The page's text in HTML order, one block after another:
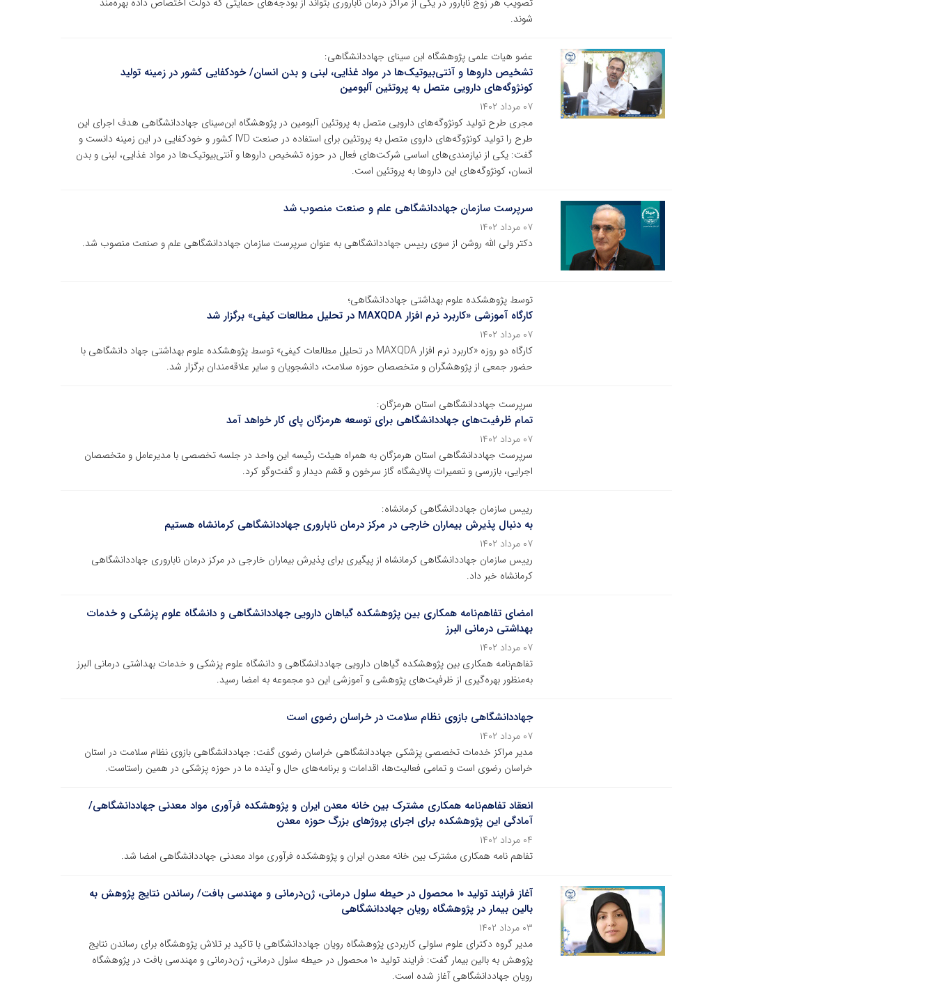
شوند.
عضو هیات علمی پژوهشگاه ابن سینای جهاددانشگاهی:
تشخیص داروها و آنتی‌بیوتیک‌ها در مواد غذایی، لبنی و بدن انسان/ خودکفایی کشور در زمینه تولید
کونژوگه‌های دارویی متصل به پروتئین آلبومین
۰۷ مرداد ۱۴۰۲
مجری طرح تولید کونژوگه‌های دارویی متصل به پروتئین آلبومین در پژوهشگاه ابن‌سینای جهاددانشگاهی هدف اجرای این
طرح را تولید کونژوگه‌های داروی متصل به پروتئین برای استفاده در صنعت IVD کشور و خودکفایی در این زمینه دانست و
گفت: یکی از نیازمندی‌های اساسی شرکت‌های فعال در حوزه تشخیص داروها و آنتی‌بیوتیک‌ها در مواد غذایی، لبنی و بدن
انسان، کونژوگه‌های این داروها به پروتئین است.
سرپرست سازمان جهاددانشگاهی علم و صنعت منصوب شد
۰۷ مرداد ۱۴۰۲
دکتر ولی الله روشن از سوی رییس جهاددانشگاهی به عنوان سرپرست سازمان جهاددانشگاهی علم و صنعت منصوب شد.
توسط پژوهشکده علوم بهداشتی جهاددانشگاهی؛
کارگاه آموزشی «کاربرد نرم افزار MAXQDA در تحلیل مطالعات کیفی» برگزار شد
۰۷ مرداد ۱۴۰۲
کارگاه دو روزه «کاربرد نرم افزار MAXQDA در تحلیل مطالعات کیفی» توسط پژوهشکده علوم بهداشتی جهاد دانشگاهی با
حضور جمعی از پژوهشگران و متخصصان حوزه سلامت، دانشجویان و سایر علاقه‌مندان برگزار شد.
سرپرست جهاددانشگاهی استان هرمزگان:
تمام ظرفیت‌های جهاددانشگاهی برای توسعه هرمزگان پای کار خواهد آمد
۰۷ مرداد ۱۴۰۲
سرپرست جهاددانشگاهی استان هرمزگان به همراه هیئت رئیسه این واحد در جلسه تخصصی با مدیرعامل و متخصصان
اجرایی، بازرسی و تعمیرات پالایشگاه گاز سرخون و قشم دیدار و گفت‌وگو کرد.
رییس سازمان جهاددانشگاهی کرمانشاه:
به دنبال پذیرش بیماران خارجی در مرکز درمان ناباروری جهاددانشگاهی کرمانشاه هستیم
۰۷ مرداد ۱۴۰۲
رییس سازمان جهاددانشگاهی کرمانشاه از پیگیری برای پذیرش بیماران خارجی در مرکز درمان ناباروری جهاددانشگاهی
کرمانشاه خبر داد.
امضای تفاهم‌نامه همکاری بین پژوهشکده گیاهان دارویی جهاددانشگاهی و دانشگاه علوم پزشکی و خدمات
بهداشتی درمانی البرز
۰۷ مرداد ۱۴۰۲
تفاهم‌نامه همکاری بین پژوهشکده گیاهان دارویی جهاددانشگاهی و دانشگاه علوم پزشکی و خدمات بهداشتی درمانی البرز
به‌منظور بهره‌گیری از ظرفیت‌های پژوهشی و آموزشی این دو مجموعه به امضا رسید.
جهاددانشگاهی بازوی نظام سلامت در خراسان رضوی است
۰۷ مرداد ۱۴۰۲
مدیر مراکز خدمات تخصصی پزشکی جهاددانشگاهی خراسان رضوی گفت: جهاددانشگاهی بازوی نظام سلامت در استان
خراسان رضوی است و تمامی فعالیت‌ها، اقدامات و برنامه‌های حال و آینده ما در حوزه پزشکی در همین راستاست.
انعقاد تفاهم‌نامه همکاری مشترک بین خانه معدن ایران و پژوهشکده فرآوری مواد معدنی جهاددانشگاهی/
آمادگی این پژوهشکده برای اجرای پروژهای بزرگ حوزه معدن
۰۴ مرداد ۱۴۰۲
تفاهم نامه همکاری مشترک بین خانه معدن ایران و پژوهشکده فرآوری مواد معدنی جهاددانشگاهی امضا شد.
آغاز فرایند تولید ۱۰ محصول در حیطه سلول درمانی، ژن‌درمانی و مهندسی بافت/ رساندن نتایج پژوهش به
بالین بیمار در پژوهشگاه رویان جهاددانشگاهی
۰۳ مرداد ۱۴۰۲
مدیر گروه دکترای علوم سلولی کاربردی پژوهشگاه رویان جهاددانشگاهی با تاکید بر تلاش پژوهشگاه برای رساندن نتایج
پژوهش به بالین بیمار گفت: فرایند تولید ۱۰ محصول در حیطه سلول درمانی، ژن‌درمانی و مهندسی بافت در پژوهشگاه
رویان جهاددانشگاهی آغاز شده است.